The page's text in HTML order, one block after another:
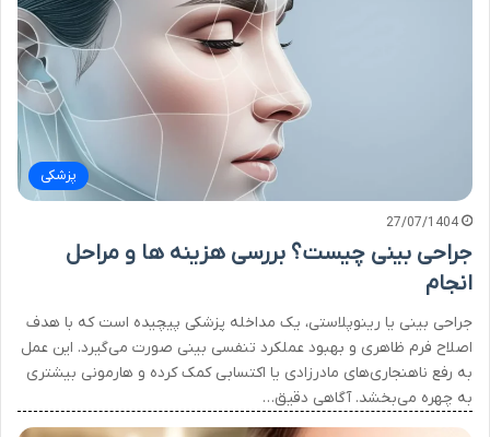
پزشکی
27/07/1404
جراحی بینی چیست؟ بررسی هزینه ها و مراحل
انجام
جراحی بینی یا رینوپلاستی، یک مداخله پزشکی پیچیده است که با هدف
اصلاح فرم ظاهری و بهبود عملکرد تنفسی بینی صورت می‌گیرد. این عمل
به رفع ناهنجاری‌های مادرزادی یا اکتسابی کمک کرده و هارمونی بیشتری
به چهره می‌بخشد. آگاهی دقیق…